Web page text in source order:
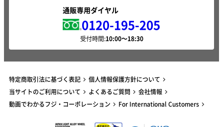
通販専用ダイヤル
0120-195-205
受付時間:
特定商取引法に基づく表記
個人情報保護方針について
当サイトのご利用について
よくあるご質問
会社情報
動画でわかるフジ・コーポレーション
For International Customers